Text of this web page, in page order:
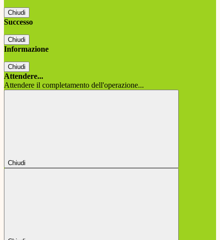
Chiudi
Successo
Chiudi
Informazione
Chiudi
Attendere...
Attendere il completamento dell'operazione...
Chiudi